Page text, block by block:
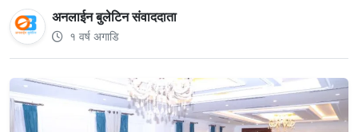
अनलाईन बुलेटिन संवाददाता
१ वर्ष अगाडि